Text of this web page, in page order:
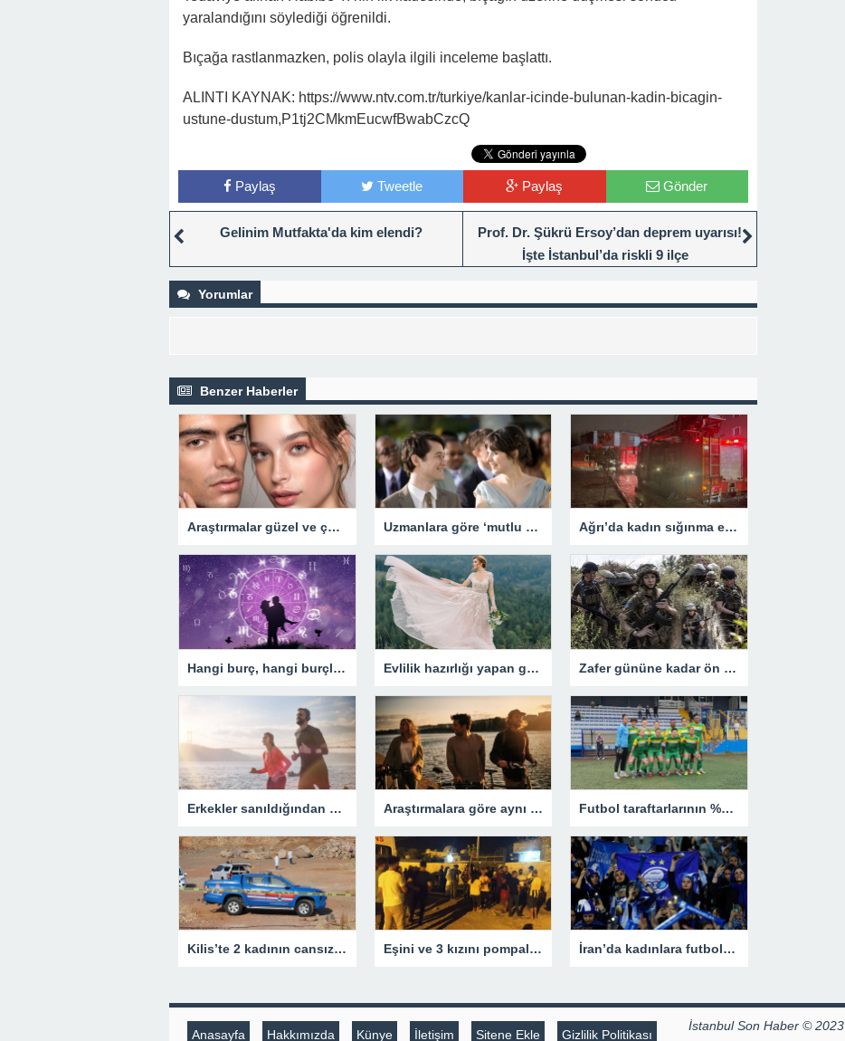
yaralandığını söylediği öğrenildi.
Bıçağa rastlanmazken, polis olayla ilgili inceleme başlattı.
ALINTI KAYNAK: https://www.ntv.com.tr/turkiye/kanlar-icinde-bulunan-kadin-bicagin-
ustune-dustum,P1tj2CMkmEucwfBwabCzcQ
Paylaş Tweetle Paylaş Gönder
Gelinim Mutfakta'da kim elendi?
Prof. Dr. Şükrü Ersoy’dan deprem uyarısı!
İşte İstanbul’da riskli 9 ilçe
Yorumlar
Benzer Haberler
Araştırmalar güzel ve çekici insanların daha ayrıcalıklı olduğunu gösteriyor Uzmanlara göre ‘mutlu anılar’ sağlıklı bir ilişkinin anahtarı olabilir Ağrı’da kadın sığınma evinde yangın: 7 kişi dumandan etkilendi – Son Dakika Türkiye Haberleri
Hangi burç, hangi burçla evlenebilir? Evlilikte ve ilişkide burç uyumu Evlilik hazırlığı yapan gelinler için 5 tavsiye Zafer gününe kadar ön cephede savaşacağız
Erkekler sanıldığından daha uzun yaşıyor Araştırmalara göre aynı anda birden fazla insana aşık olmak mümkün Futbol taraftarlarının %72’si kadın futbolunu takip ediyor – Son Dakika Spor Haberleri
Kilis’te 2 kadının cansız bedeni bulundu – Son Dakika Türkiye Haberleri Eşini ve 3 kızını pompalı tüfekle öldürüp, polise teslim oldu – Son Dakika Türkiye Haberleri İran’da kadınlara futbol izni – Son Dakika Spor Haberleri
Anasayfa Hakkımızda Künye İletişim Sitene Ekle Gizlilik Politikası
İstanbul Son Haber © 2023